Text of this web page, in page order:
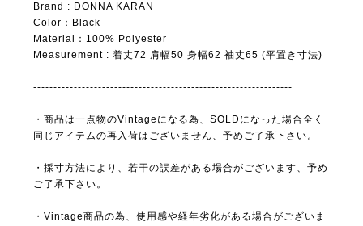
Brand : DONNA KARAN
Color：Black
Material：100% Polyester
Measurement : 着丈72 肩幅50 身幅62 袖丈65 (平置き寸法)
----------------------------------------------------------------
・商品は一点物のVintageになる為、SOLDになった場合全く
同じアイテムの再入荷はございません、予めご了承下さい。
・採寸方法により、若干の誤差がある場合がございます、予め
ご了承下さい。
・Vintage商品の為、使用感や経年劣化がある場合がございま